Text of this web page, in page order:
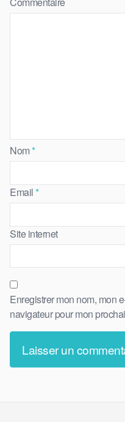
Nom*
Email*
Site internet
Enregistrer mon nom, mon
navigateur pour mon